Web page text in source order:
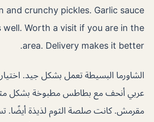
and crunchy pickles. Garlic sauce
well. Worth a visit if you are in the
area. Delivery makes it better.
الشاورما البسيطة تعمل بشكل جيد.
عربي أنحف مع بطاطس مطبوخة بشكل
مقرمش. كانت صلصة الثوم لذيذة أيضًا.